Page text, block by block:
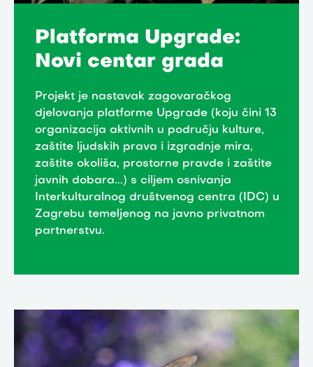
Platforma Upgrade:
Novi centar grada
Projekt je nastavak zagovaračkog
djelovanja platforme Upgrade (koju čini 13
organizacija aktivnih u području kulture,
zaštite ljudskih prava i izgradnje mira,
zaštite okoliša, prostorne pravde i zaštite
javnih dobara...) s ciljem osnivanja
Interkulturalnog društvenog centra (IDC) u
Zagrebu temeljenog na javno privatnom
partnerstvu.